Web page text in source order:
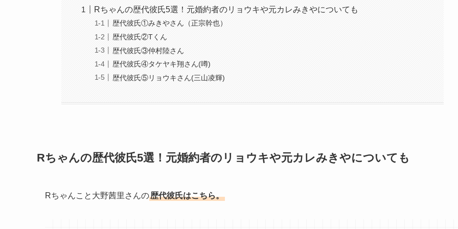
Rちゃんの歴代彼氏5選！元婚約者のリョウキや元カレみきやについても
歴代彼氏①みきやさん（正宗幹也）
歴代彼氏②Tくん
歴代彼氏③仲村陸さん
歴代彼氏④タケヤキ翔さん(噂)
歴代彼氏⑤リョウキさん(三山凌輝)
Rちゃんの歴代彼氏5選！元婚約者のリョウキや元カレみきやについても
Rちゃんこと大野茜里さんの歴代彼氏はこちら。